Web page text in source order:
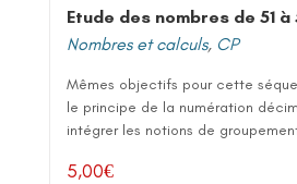
Etude des nombres de 51 à
Nombres et calculs, CP
Mêmes objectifs pour cette
le principe de la numération
intégrer les notions de
5,00€